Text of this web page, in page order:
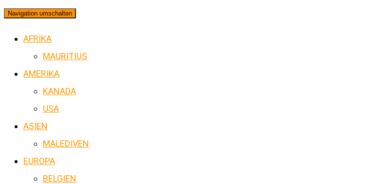
Navigation umschalten
AFRIKA
MAURITIUS
AMERIKA
KANADA
USA
ASIEN
MALEDIVEN
EUROPA
BELGIEN